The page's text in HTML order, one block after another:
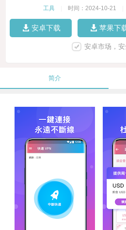
工具 时间：2024-10-21
安卓下载 苹果下
安卓市场，
简介